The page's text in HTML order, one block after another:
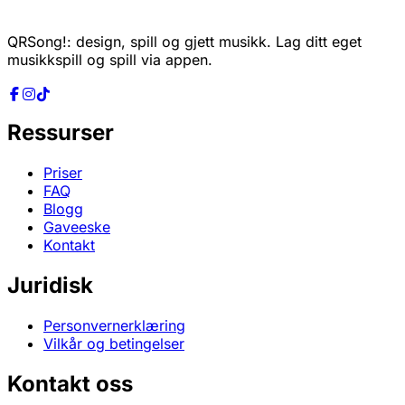
3. Fyll den
QRSong!: design, spill og gjett musikk. Lag ditt eget
musikkspill og spill via appen.
Ressurser
Priser
FAQ
Blogg
Gaveeske
Kontakt
Juridisk
Personvernerklæring
Vilkår og betingelser
Kontakt oss